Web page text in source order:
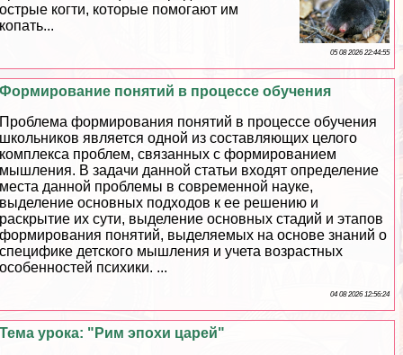
острые когти, которые помогают им
копать...
05 08 2026 22:44:55
Формирование понятий в процессе обучения
Проблема формирования понятий в процессе обучения
школьников является одной из составляющих целого
комплекса проблем, связанных с формированием
мышления. В задачи данной статьи входят определение
места данной проблемы в современной науке,
выделение основных подходов к ее решению и
раскрытие их сути, выделение основных стадий и этапов
формирования понятий, выделяемых на основе знаний о
специфике детского мышления и учета возрастных
особенностей психики. ...
04 08 2026 12:56:24
Тема урока: "Рим эпохи царей"